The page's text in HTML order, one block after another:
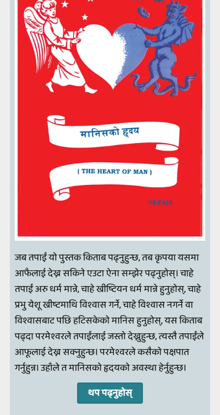
जब तपाईं यो पुस्तक किताब पढ्नुहुन्छ, तब कृपया यसमा
आफैलाई देख्न सकिने एउटा ऐना सम्झेर पढ्नुहोस्। चाहे
तपाईं अरु धर्म मान्ने, चाहे ख्रीष्टियन धर्म मान्ने हुनुहोस्, चाहे
प्रभु येशू ख्रीष्टमाथि विश्वास गर्ने, चाहे विश्वास नगर्ने वा
विश्वासबाट पछि हटिसकेको मानिस हुनुहोस्, यस किताब
पढ्दा परमेश्वरले तपाईंलाई जस्तो देख्नुहुन्छ, त्यस्तै तपाईंले
आफूलाई देख्न सक्नुहुन्छ। परमेश्वरले कसैको पक्षपात
गर्नुहुन्न। उहाँले त मानिसको हृदयको अवस्था हेर्नुहुन्छ।
थप पढ्‍नुहोस्‌